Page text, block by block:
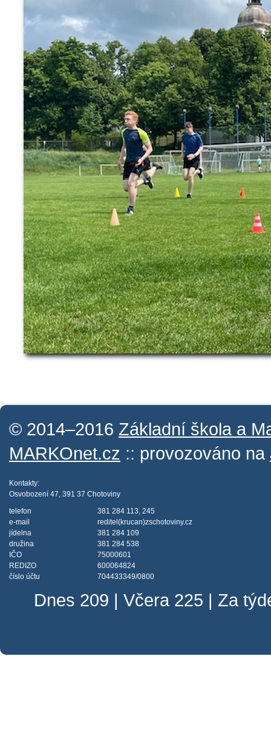
© 2014–2016 Základní škola a
MARKOnet.cz :: provozováno na
Kontakty:
Osvobození 47, 391 37 Chotoviny
telefon
381 284 113, 245
e-mail
reditel(krucan)zschotoviny.cz
jídelna
381 284 109
družina
381 284 538
IČO
75000601
REDIZO
600064824
číslo účtu
704433349/0800
Dnes 209 | Včera 225 | Za